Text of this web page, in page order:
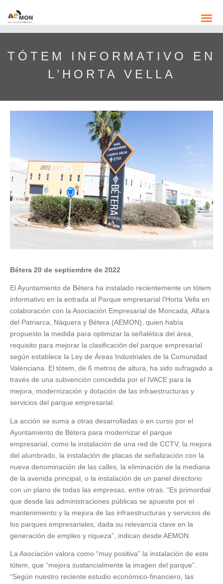
TÓTEM INFORMATIVO EN
L’HORTA VELLA
Bétera 20 de septiembre de 2022
El Ayuntamiento de Bétera ha instalado recientemente un tótem
informativo en la entrada al Parque empresarial l’Horta Vella en
colaboración con la Asociación Empresarial de Moncada, Alfara
del Patriarca, Náquera y Bétera (AEMON), quien había
propuesto la medida para optimizar la señalética del área,
requisito para mejorar la clasificación del parque empresarial
según establece la Ley de Áreas Industriales de la Comunidad
Valenciana. El tótem, de 6 metros de altura, ha sido sufragado a
través de una subvención concedida por el IVACE para la
mejora, modernización y dotación de las infraestructuras y
servicios del parque empresarial.
La acción se suma a otras desarrolladas o en curso por el
Ayuntamiento de Bétera para modernizar el parque
empresarial, como la instalación de una red de CCTV, la mejora
del alumbrado, la instalación de placas de señalización con la
nueva denominación de las calles, la eliminación de la mediana
de la avenida principal, o la instalación de un panel directorio
con un plano de todas las empresas, entre otras. “Es primordial
que desde las administraciones públicas se apueste por el
mantenimiento y la mejora de las infraestructuras y servicios de
los parques empresariales, dada su relevancia clave en la
generación de empleo y riqueza”, indican desde AEMON.
La Asociación valora como “muy positiva” la instalación de este
tótem, que “mejora sustancialmente la imagen del parque”.
“Según nuestro reciente estudio económico-financiero, las